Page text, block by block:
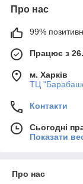
Про нас
99%
Працює з
м. Харків
ТЦ
Контакти
Сьогодні
Показати
Про нас